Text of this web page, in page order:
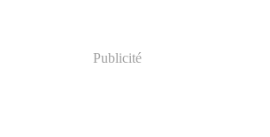
Publicité